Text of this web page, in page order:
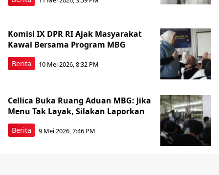
Berita
Komisi IX DPR RI Ajak Masyarakat
Kawal Bersama Program MBG
10 Mei 2026, 8:32 PM
Berita
Cellica Buka Ruang Aduan MBG: Jika
Menu Tak Layak, Silakan Laporkan
9 Mei 2026, 7:46 PM